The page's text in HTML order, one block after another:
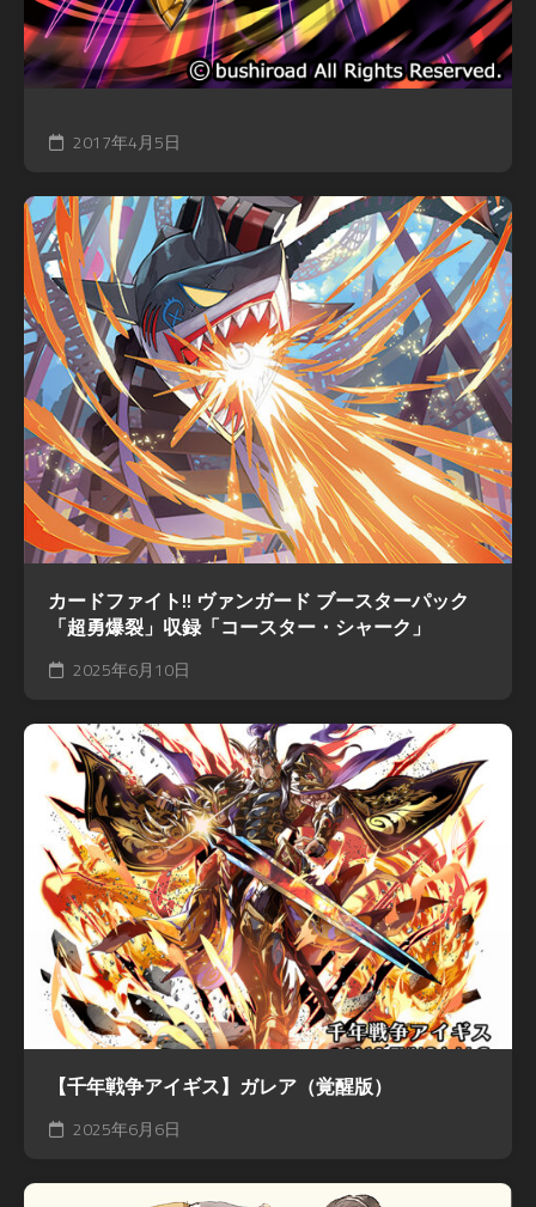
2017年4月5日
カードファイト!! ヴァンガード ブースターパック
「超勇爆裂」収録「コースター・シャーク」
2025年6月10日
【千年戦争アイギス】ガレア（覚醒版）
2025年6月6日